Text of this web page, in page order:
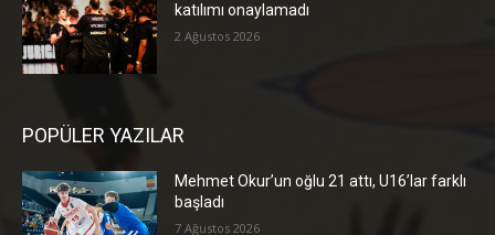
katılımı onaylamadı
2 Ağustos 2026
POPÜLER YAZILAR
Mehmet Okur’un oğlu 21 attı, U16’lar farklı
başladı
7 Ağustos 2026